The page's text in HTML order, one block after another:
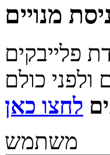
מנויים
פלייבקים
משתמש